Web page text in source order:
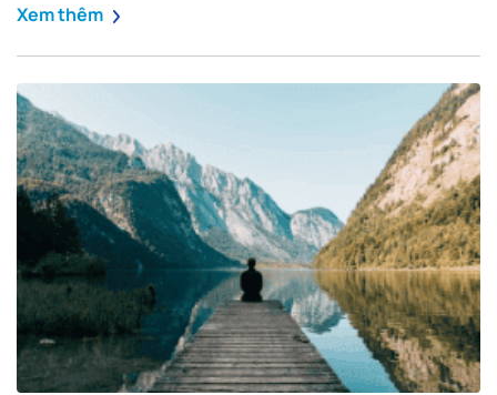
Xem thêm